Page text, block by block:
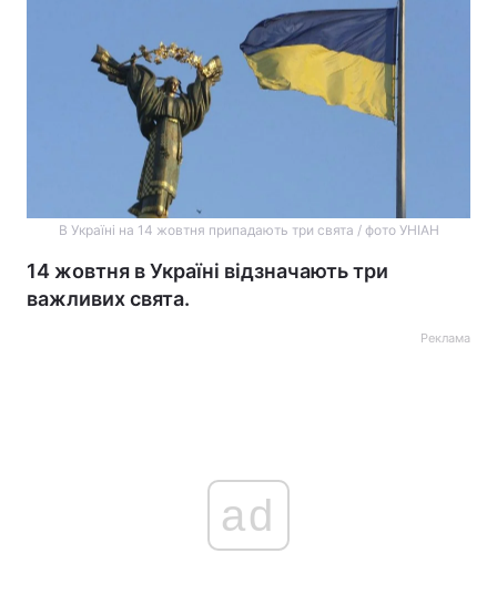
В Україні на 14 жовтня припадають три свята / фото УНІАН
14 жовтня в Україні відзначають три
важливих свята.
Реклама
ad